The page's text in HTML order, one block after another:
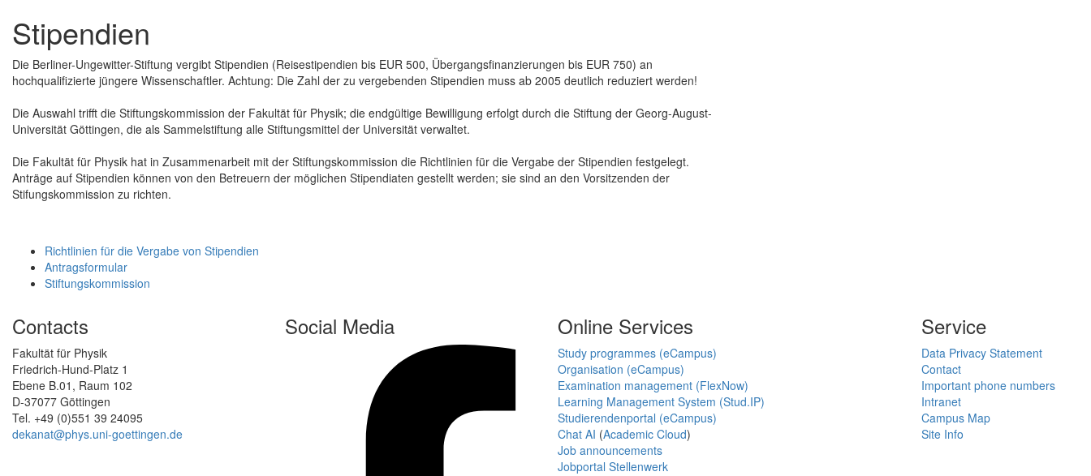
Stipendien
Die Berliner-Ungewitter-Stiftung vergibt Stipendien (Reisestipendien bis EUR 500, Übergangsfinanzierungen bis EUR 750) an
hochqualifizierte jüngere Wissenschaftler. Achtung: Die Zahl der zu vergebenden Stipendien muss ab 2005 deutlich reduziert werden!
Die Auswahl trifft die Stiftungskommission der Fakultät für Physik; die endgültige Bewilligung erfolgt durch die Stiftung der Georg-August-
Universität Göttingen, die als Sammelstiftung alle Stiftungsmittel der Universität verwaltet.
Die Fakultät für Physik hat in Zusammenarbeit mit der Stiftungskommission die Richtlinien für die Vergabe der Stipendien festgelegt.
Anträge auf Stipendien können von den Betreuern der möglichen Stipendiaten gestellt werden; sie sind an den Vorsitzenden der
Stifungskommission zu richten.
Richtlinien für die Vergabe von Stipendien
Antragsformular
Stiftungskommission
Contacts
Fakultät für Physik
Friedrich-Hund-Platz 1
Ebene B.01, Raum 102
D-37077 Göttingen
Tel. +49 (0)551 39 24095
dekanat@phys.uni-goettingen.de
Social Media Online Services
Study programmes (eCampus)
Organisation (eCampus)
Examination management (FlexNow)
Learning Management System (Stud.IP)
Studierendenportal (eCampus)
Chat AI (Academic Cloud)
Job announcements
Jobportal Stellenwerk
Service
Data Privacy Statement
Contact
Important phone numbers
Intranet
Campus Map
Site Info